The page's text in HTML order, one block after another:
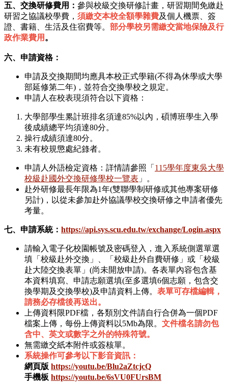
五、交換研修費用： 參與校級交換研修計畫，研習期間免繳赴
研習之協議校學費， 須繳交本校全額學雜費及個人機票、簽
證、書籍、生活及住宿費等。 部分學校另需繳交當地保險及行
政作業費用 。
六、申請資格：
申請及交換期間均應具本校正式學籍(不得為休學或大學
部延修第二年)，並符合交換學校之規定。
申請人在校表現須符合以下資格：
大學部學生累計班排名須達85%以內，碩博班學生入學
後成績總平均須達80分。
操行成績須達80分。
未有校規懲處紀錄者。
申請人外語檢定資格：詳情請參照「 115學年度東吳大學
校級赴國外交換研修學校一覽表 」。
赴外研修最長年限為1年(雙聯學制研修或其他專案研修
另計)，以從未參加赴外協議學校交換研修之申請者優先
考量。
七、申請系統： https://api.sys.scu.edu.tw/exchange/Login.aspx
請輸入電子化校園帳號及密碼登入，進入系統側選單選
填「校級赴外交換」、「校級赴外自費研修」或「校級
赴大陸交換表單」(尚未開放申請)。各表單內容包含基
本資料填寫、申請志願選填(至多選填6個志願，包含交
換學期及交換學校)及申請資料上傳。 表單可存檔編輯，
請務必存檔後再送出。
上傳資料限PDF檔，各類別文件請自行合併為一個PDF
檔案上傳，每份上傳資料以5Mb為限。 文件檔名請勿包
含中、英文或數字之外的特殊符號。
無需繳交紙本附件或簽核單。
系統操作可參考以下影音資訊：
網頁版 https://youtu.be/Blu2aZtcjcQ
手機板 https://youtu.be/6sVU0FUrsBM